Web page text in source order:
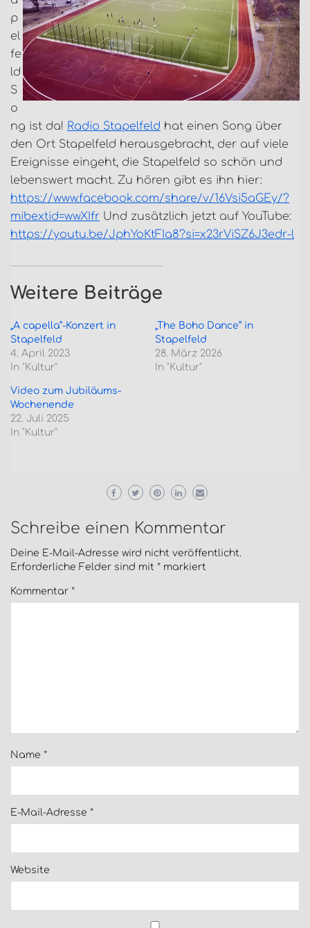
p
el
fe
ld
S
o
ng ist da! Radio Stapelfeld hat einen Song über
den Ort Stapelfeld herausgebracht, der auf viele
Ereignisse eingeht, die Stapelfeld so schön und
lebenswert macht. Zu hören gibt es ihn hier:
https://www.facebook.com/share/v/16Vsi5aGEy/?
mibextid=wwXIfr Und zusätzlich jetzt auf YouTube:
https://youtu.be/JphYoKtFIa8?si=x23rViSZ6J3edr-l
Weitere Beiträge
„A capella“-Konzert in
Stapelfeld
4. April 2023
In "Kultur"
„The Boho Dance“ in
Stapelfeld
28. März 2026
In "Kultur"
Video zum Jubiläums-
Wochenende
22. Juli 2025
In "Kultur"
Schreibe einen Kommentar
Deine E-Mail-Adresse wird nicht veröffentlicht.
Erforderliche Felder sind mit * markiert
Kommentar *
Name *
E-Mail-Adresse *
Website